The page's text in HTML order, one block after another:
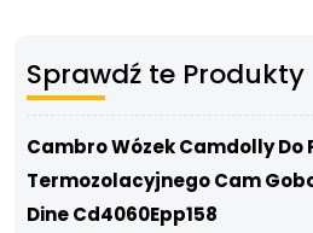
Sprawdź te Produkty
Cambro Wózek Camdolly Do
Termozolacyjnego Cam
Dine Cd4060Epp158